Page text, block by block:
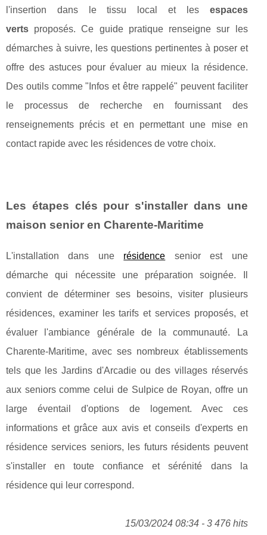
l'insertion dans le tissu local et les espaces
verts proposés. Ce guide pratique renseigne sur les
démarches à suivre, les questions pertinentes à poser et
offre des astuces pour évaluer au mieux la résidence.
Des outils comme "Infos et être rappelé" peuvent faciliter
le processus de recherche en fournissant des
renseignements précis et en permettant une mise en
contact rapide avec les résidences de votre choix.
Les étapes clés pour s'installer dans une
maison senior en Charente-Maritime
L'installation dans une résidence senior est une
démarche qui nécessite une préparation soignée. Il
convient de déterminer ses besoins, visiter plusieurs
résidences, examiner les tarifs et services proposés, et
évaluer l'ambiance générale de la communauté. La
Charente-Maritime, avec ses nombreux établissements
tels que les Jardins d'Arcadie ou des villages réservés
aux seniors comme celui de Sulpice de Royan, offre un
large éventail d'options de logement. Avec ces
informations et grâce aux avis et conseils d'experts en
résidence services seniors, les futurs résidents peuvent
s'installer en toute confiance et sérénité dans la
résidence qui leur correspond.
15/03/2024 08:34 - 3 476 hits